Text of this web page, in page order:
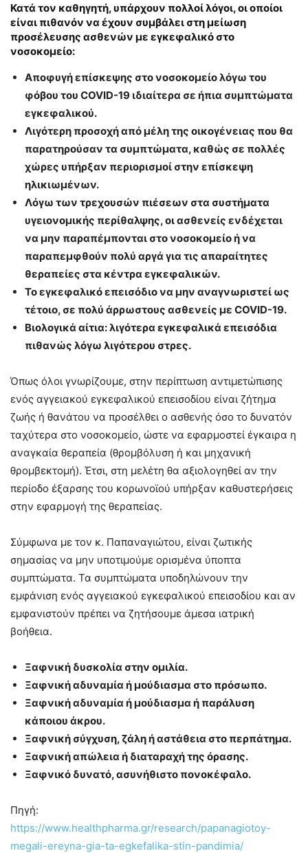
Κατά τον καθηγητή, υπάρχουν πολλοί λόγοι, οι οποίοι
είναι πιθανόν να έχουν συμβάλει στη μείωση
προσέλευσης ασθενών με εγκεφαλικό στο
νοσοκομείο:
Αποφυγή επίσκεψης στο νοσοκομείο λόγω του
φόβου του COVID-19 ιδιαίτερα σε ήπια συμπτώματα
εγκεφαλικού.
Λιγότερη προσοχή από μέλη της οικογένειας που θα
παρατηρούσαν τα συμπτώματα, καθώς σε πολλές
χώρες υπήρξαν περιορισμοί στην επίσκεψη
ηλικιωμένων.
Λόγω των τρεχουσών πιέσεων στα συστήματα
υγειονομικής περίθαλψης, οι ασθενείς ενδέχεται
να μην παραπέμπονται στο νοσοκομείο ή να
παραπεμφθούν πολύ αργά για τις απαραίτητες
θεραπείες στα κέντρα εγκεφαλικών.
Το εγκεφαλικό επεισόδιο να μην αναγνωριστεί ως
τέτοιο, σε πολύ άρρωστους ασθενείς με COVID-19.
Βιολογικά αίτια: λιγότερα εγκεφαλικά επεισόδια
πιθανώς λόγω λιγότερου στρες.
Όπως όλοι γνωρίζουμε, στην περίπτωση αντιμετώπισης
ενός αγγειακού εγκεφαλικού επεισοδίου είναι ζήτημα
ζωής ή θανάτου να προσέλθει ο ασθενής όσο το δυνατόν
ταχύτερα στο νοσοκομείο, ώστε να εφαρμοστεί έγκαιρα η
αναγκαία θεραπεία (θρομβόλυση ή και μηχανική
θρομβεκτομή). Έτσι, στη μελέτη θα αξιολογηθεί αν την
περίοδο έξαρσης του κορωνοϊού υπήρξαν καθυστερήσεις
στην εφαρμογή της θεραπείας.
Σύμφωνα με τον κ. Παπαναγιώτου, είναι ζωτικής
σημασίας να μην υποτιμούμε ορισμένα ύποπτα
συμπτώματα. Τα συμπτώματα υποδηλώνουν την
εμφάνιση ενός αγγειακού εγκεφαλικού επεισοδίου και αν
εμφανιστούν πρέπει να ζητήσουμε άμεσα ιατρική
βοήθεια.
Ξαφνική δυσκολία στην ομιλία.
Ξαφνική αδυναμία ή μούδιασμα στο πρόσωπο.
Ξαφνική αδυναμία ή μούδιασμα ή παράλυση
κάποιου άκρου.
Ξαφνική σύγχυση, ζάλη ή αστάθεια στο περπάτημα.
Ξαφνική απώλεια ή διαταραχή της όρασης.
Ξαφνικό δυνατό, ασυνήθιστο πονοκέφαλο.
Πηγή:
https://www.healthpharma.gr/research/papanagiotoy-
megali-ereyna-gia-ta-egkefalika-stin-pandimia/